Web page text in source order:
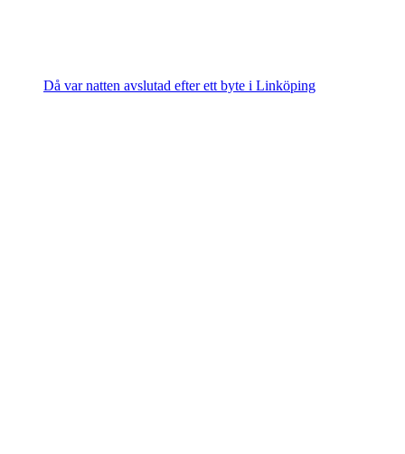
Då var natten avslutad efter ett byte i Linköping